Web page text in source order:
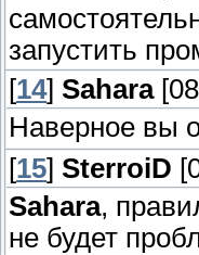
запустить
[14] Sahara
Наверное вы
[15] SterroiD
Sahara,
не будет